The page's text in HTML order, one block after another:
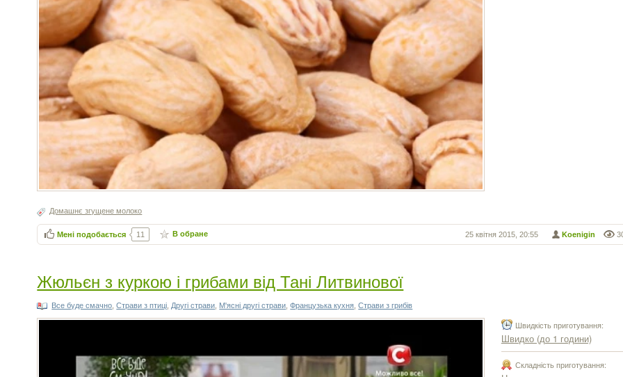
Домашнє згущене молоко
Koenigin
25 квітня 2015, 20:55
Мені подобається 11 В обране
Жюльєн з куркою і грибами від Тані Литвинової
Все буде смачно ,Страви з птиці Другі страви М'ясні другі страви ,Французька кухня ,Страви з грибів
Швидкість приготування:
Швидко (до 1 години)
Складність приготування: